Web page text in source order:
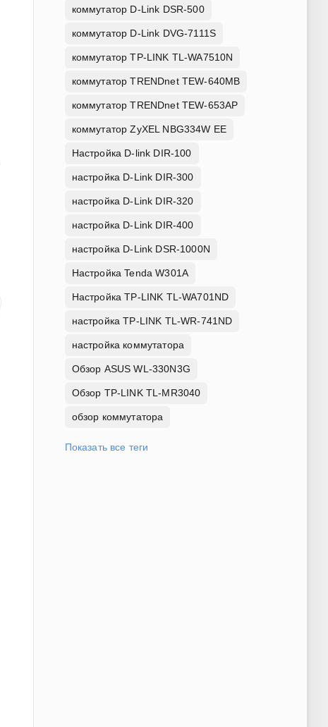
коммутатор D-Link DSR-500
коммутатор D-Link DVG-7111S
коммутатор TP-LINK TL-WA7510N
коммутатор TRENDnet TEW-640MB
коммутатор TRENDnet TEW-653AP
коммутатор ZyXEL NBG334W EE
Настройка D-link DIR-100
настройка D-Link DIR-300
настройка D-Link DIR-320
настройка D-Link DIR-400
настройка D-Link DSR-1000N
Настройка Tenda W301A
Настройка TP-LINK TL-WA701ND
настройка TP-LINK TL-WR-741ND
настройка коммутатора
Обзор ASUS WL-330N3G
Обзор TP-LINK TL-MR3040
обзор коммутатора
Показать все теги